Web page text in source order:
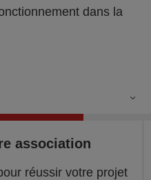
dans la
association
réussir votre projet